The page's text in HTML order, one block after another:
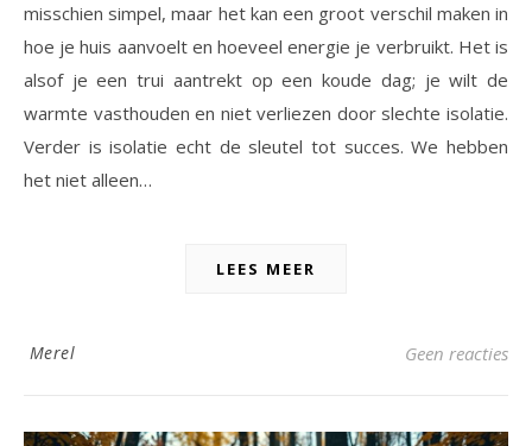
misschien simpel, maar het kan een groot verschil maken in
hoe je huis aanvoelt en hoeveel energie je verbruikt. Het is
alsof je een trui aantrekt op een koude dag; je wilt de
warmte vasthouden en niet verliezen door slechte isolatie.
Verder is isolatie echt de sleutel tot succes. We hebben
het niet alleen…
LEES MEER
Merel Geen reacties